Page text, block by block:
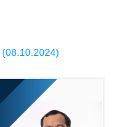
(08.10.2024)